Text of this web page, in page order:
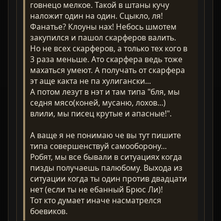
говнецо мелкое. Такой в штаны кучу
наложит один на один. Сцыкло, ля!
Фанатье? Клоуны нах! Небось шмотем
закупился и пашол скарферов валить.
Но не всех скарферов, а только тех кого в
3 раза меньше. Ато скарфера ведь тоже
махаться умеют. А получать от скарфера
эт аще какта не па хулигански...
А потом лезут в нэт и там типа "бля, мы
седня мясо(коней, мусаню, лохов...)
влили, мы писец крутые и апасные!".
А ваще я не понимаю че вы тут пишите
типа совершенствуй самооборону...
Робят, мы все бывали в ситуациях когда
пизды получаешь палюбому. Выхода из
ситуации когда ты один против двадцати
нет (если ты не ебанный Брюс Ли)!
Тот кто думает иначе насматрелся
боевиков.